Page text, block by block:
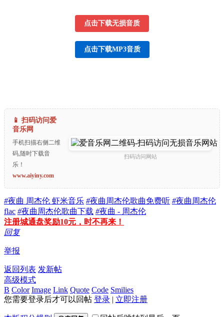
点击下载无损音质
点击下载MP3音质
📱 扫码访问爱
音乐网
手机扫描右侧二维
码,随时下载音
乐！
www.aiyiny.com
扫码访问网站
#夜曲 周杰伦 虾米音乐 #夜曲周杰伦歌曲免费听 #夜曲周杰伦
flac #夜曲周杰伦歌曲下载 #夜曲 - 周杰伦
注册城通盘奖励10元，时不再来！
回复
举报
返回列表 发新帖
高级模式
B Color Image Link Quote Code Smilies
您需要登录后才可以回帖 登录 | 立即注册